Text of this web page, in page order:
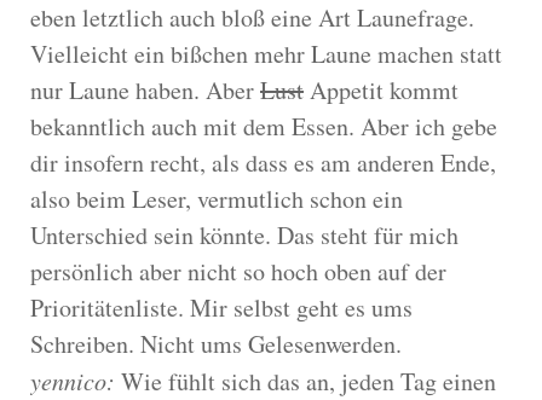
eben letztlich auch bloß eine Art Launefrage.
Vielleicht ein bißchen mehr Laune machen statt
nur Laune haben. AberLustAppetit kommt
bekanntlich auch mit dem Essen. Aber ich gebe
dir insofern recht, als dass es am anderen Ende,
also beim Leser, vermutlich schon ein
Unterschied sein könnte. Das steht für mich
persönlich aber nicht so hoch oben auf der
Prioritätenliste. Mir selbst geht es ums
Schreiben. Nicht ums Gelesenwerden.
yennico: Wie fühlt sich das an, jeden Tag einen